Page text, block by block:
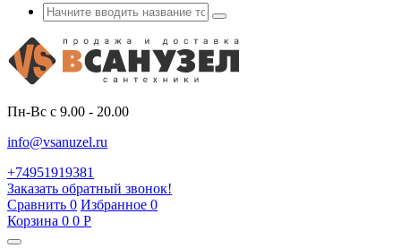
Пн-Вс с 9.00 - 20.00
info@vsanuzel.ru
+74951919381
Заказать обратный звонок!
Сравнить 0 Избранное 0
Корзина 0 0 Р